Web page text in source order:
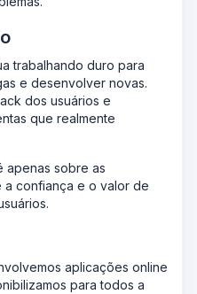
trabalhando duro para
e desenvolver novas.
dos usuários e
que realmente
apenas sobre as
a confiança e o valor de
aplicações online
para todos a